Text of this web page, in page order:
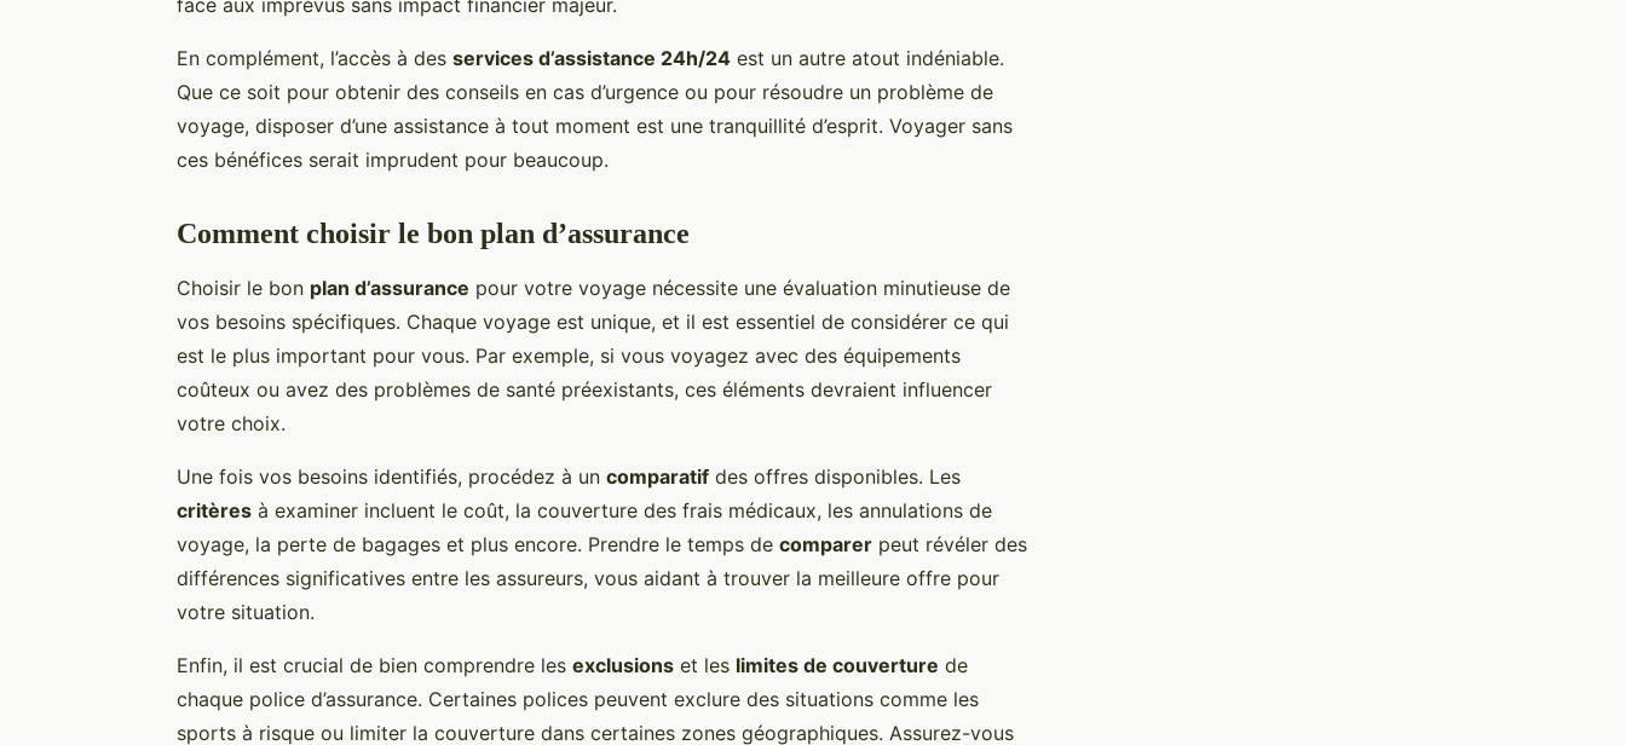
En complément, l’accès à des services d’assistance 24h/24 est un autre atout indéniable.
Que ce soit pour obtenir des conseils en cas d’urgence ou pour résoudre un problème de
voyage, disposer d’une assistance à tout moment est une tranquillité d’esprit. Voyager sans
ces bénéfices serait imprudent pour beaucoup.
Comment choisir le bon plan d’assurance
Choisir le bon plan d’assurance pour votre voyage nécessite une évaluation minutieuse de
vos besoins spécifiques. Chaque voyage est unique, et il est essentiel de considérer ce qui
est le plus important pour vous. Par exemple, si vous voyagez avec des équipements
coûteux ou avez des problèmes de santé préexistants, ces éléments devraient influencer
votre choix.
Une fois vos besoins identifiés, procédez à un comparatif des offres disponibles. Les
critères à examiner incluent le coût, la couverture des frais médicaux, les annulations de
voyage, la perte de bagages et plus encore. Prendre le temps de comparer peut révéler des
différences significatives entre les assureurs, vous aidant à trouver la meilleure offre pour
votre situation.
Enfin, il est crucial de bien comprendre les exclusions et les limites de couverture de
chaque police d’assurance. Certaines polices peuvent exclure des situations comme les
sports à risque ou limiter la couverture dans certaines zones géographiques. Assurez-vous